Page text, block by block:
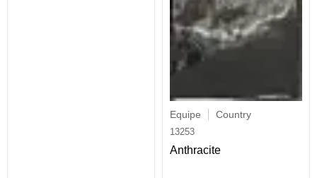
Equipe Country
13253
Anthracite